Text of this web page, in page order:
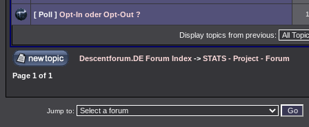
[ Poll ] Opt-In oder Opt-Out ?
Display topics from previous:
Descentforum.DE Forum Index -> STATS - Project - Forum
Page 1 of 1
Jump to: